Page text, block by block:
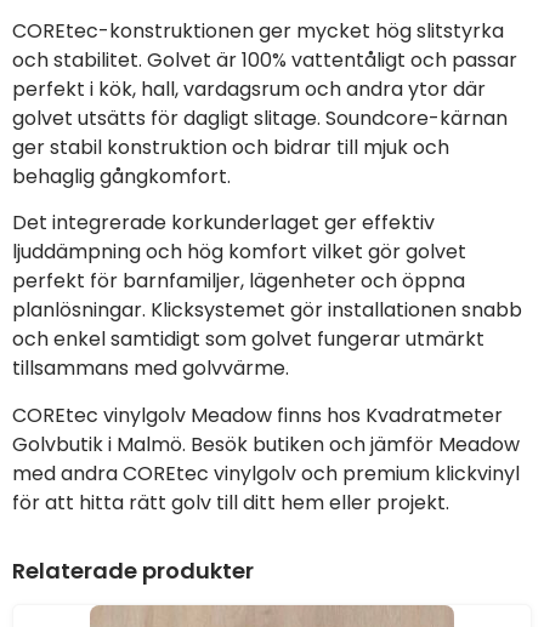
COREtec-konstruktionen ger mycket hög slitstyrka
och stabilitet. Golvet är 100% vattentåligt och passar
perfekt i kök, hall, vardagsrum och andra ytor där
golvet utsätts för dagligt slitage. Soundcore-kärnan
ger stabil konstruktion och bidrar till mjuk och
behaglig gångkomfort.
Det integrerade korkunderlaget ger effektiv
ljuddämpning och hög komfort vilket gör golvet
perfekt för barnfamiljer, lägenheter och öppna
planlösningar. Klicksystemet gör installationen snabb
och enkel samtidigt som golvet fungerar utmärkt
tillsammans med golvvärme.
COREtec vinylgolv Meadow finns hos Kvadratmeter
Golvbutik i Malmö. Besök butiken och jämför Meadow
med andra COREtec vinylgolv och premium klickvinyl
för att hitta rätt golv till ditt hem eller projekt.
Relaterade produkter